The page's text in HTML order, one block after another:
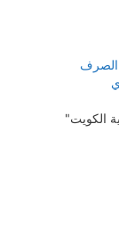
الكويت"